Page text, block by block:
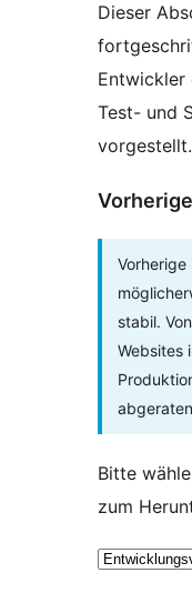
Dieser
Entwickler
Test- und
vorgestellt.
Vorherige
stabil.
Websites
Bitte
zum